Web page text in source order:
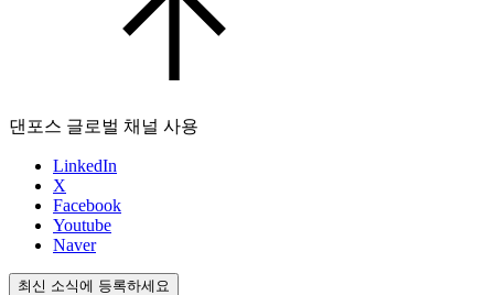
댄포스 글로벌 채널 사용
LinkedIn
X
Facebook
Youtube
Naver
최신 소식에 등록하세요